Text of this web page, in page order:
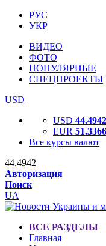
РУС
УКР
ВИДЕО
ФОТО
ПОПУЛЯРНЫЕ
СПЕЦПРОЕКТЫ
USD
USD 44.4942
EUR 51.3366
Все курсы валют
44.4942
Авторизация
Поиск
UA
ВСЕ РАЗДЕЛЫ
Главная